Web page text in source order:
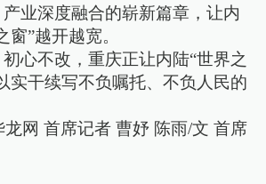
业深度融合的崭新篇章，让内
窗”越开越宽。
心不改，重庆正让内陆“世界之
实干续写不负嘱托、不负人民的
龙网 首席记者 曹妤 陈雨/文 首席